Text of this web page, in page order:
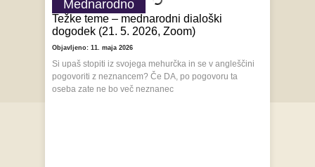
Mednarodno
Težke teme – mednarodni dialoški
dogodek (21. 5. 2026, Zoom)
Objavljeno: 11. maja 2026
Si upaš stopiti iz svojega mehurčka in se v angleščini
pogovoriti z neznancem? Če DA, po pogovoru ta
oseba zate ne bo več neznanec